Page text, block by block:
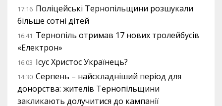
17:16 Поліцейські Тернопільщини розшукали
більше сотні дітей
16:41 Тернопіль отримав 17 нових тролейбусів
«Електрон»
16:03 Ісус Христос Українець?
14:30 Серпень – найскладніший період для
донорства: жителів Тернопільщини
закликають долучитися до кампанії